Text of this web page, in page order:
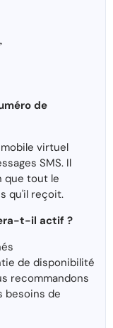
de
virtuel
SMS. Il
que tout le
qu'il reçoit.
t-il actif ?
de disponibilité
recommandons
besoins de